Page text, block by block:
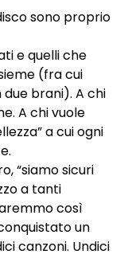
sono proprio
e quelli che
(fra cui
brani). A chi
A chi vuole
a cui ogni
“siamo sicuri
a tanti
così
un
canzoni. Undici